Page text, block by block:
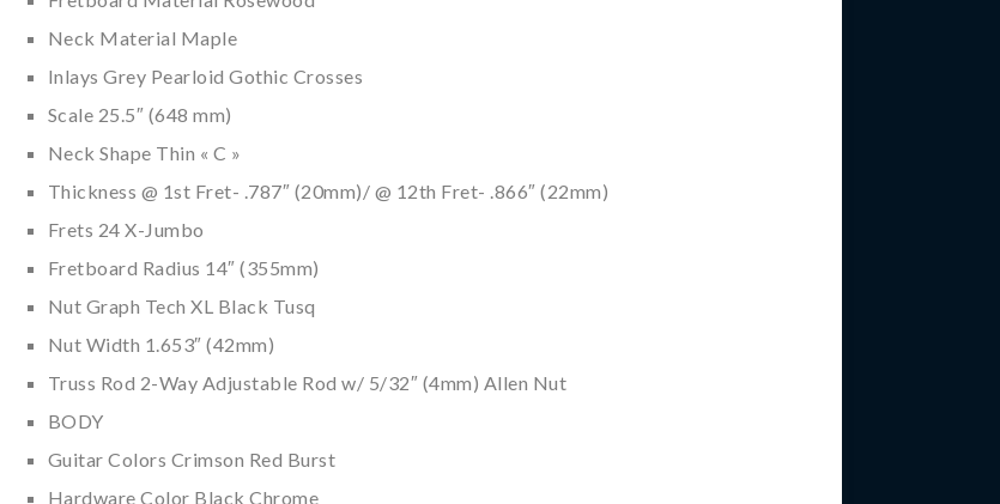
Neck Material Maple
Inlays Grey Pearloid Gothic Crosses
Scale 25.5″ (648 mm)
Neck Shape Thin « C »
Thickness @ 1st Fret- .787″ (20mm)/ @ 12th Fret- .866″ (22mm)
Frets 24 X-Jumbo
Fretboard Radius 14″ (355mm)
Nut Graph Tech XL Black Tusq
Nut Width 1.653″ (42mm)
Truss Rod 2-Way Adjustable Rod w/ 5/32″ (4mm) Allen Nut
BODY
Guitar Colors Crimson Red Burst
Hardware Color Black Chrome